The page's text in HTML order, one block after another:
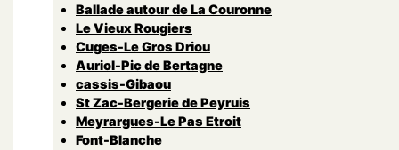
Ballade autour de La Couronne
Le Vieux Rougiers
Cuges-Le Gros Driou
Auriol-Pic de Bertagne
cassis-Gibaou
St Zac-Bergerie de Peyruis
Meyrargues-Le Pas Etroit
Font-Blanche